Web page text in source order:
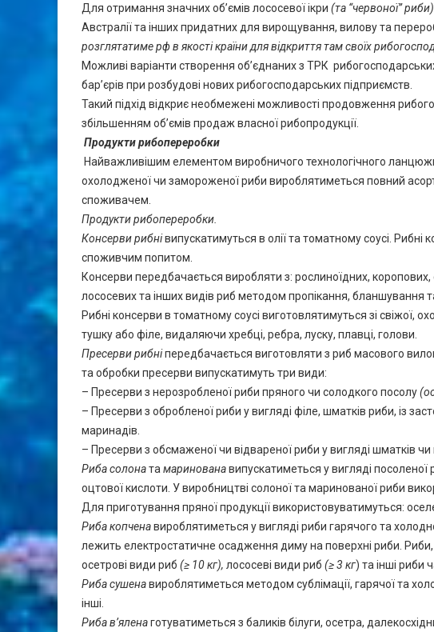
Для отримання значних об’ємів лососевої ікри (та “червоної” риби)
Австралії та інших придатних для вирощування, вилову та
розглятатиме рф в якості країни для відкриття там своїх
Можливі варіанти створення об’єднаних з ТРК
бар’єрів при розбудові нових рибогосподарських підприємств.
Такий підхід відкриє необмежені можливості продовження
збільшенням об’ємів продаж власної рибопродукції.
Продукти рибопереробки
Найважливішим елементом виробничого технологічного
охолодженої чи замороженої риби вироблятиметься повний
споживачем.
Продукти рибопереробки
Консерви рибнівипускатимуться в олії та томатному соусі. Рибні
споживчим попитом.
Консерви передбачається виробляти з: рослиноїдних, коропових,
лососевих та інших видів риб методом пропікання, бланшування
Рибні консерви в томатному соусі виготовлятимуться зі
тушку або філе, видаляючи хребці, ребра, луску, плавці, голови.
Пресерви рибніпередбачається виготовляти з риб масового
та обробки пресерви випускатимуть три види:
– Пресерви з нерозробленої риби пряного чи солодкого посолу
– Пресерви з обробленої риби у вигляді філе, шматків риби, із
маринадів.
– Пресерви з обсмаженої чи відвареної риби у вигляді шматків чи
Риба солоната маринованавипускатиметься у вигляді
оцтової кислоти. У виробництві солоної та маринованої риби
Для приготування пряної продукції використовуватимуться:
Риба копченавироблятиметься у вигляді риби гарячого та
лежить електростатичне осадження диму на поверхні риби.
осетрові види риб (≥ 10 кг), лососеві види риб (≥ 3 кг) та інші риби
Риба сушенавироблятиметься методом сублімації, гарячої та
інші.
Риба в’яленаготуватиметься з баликів білуги, осетра,